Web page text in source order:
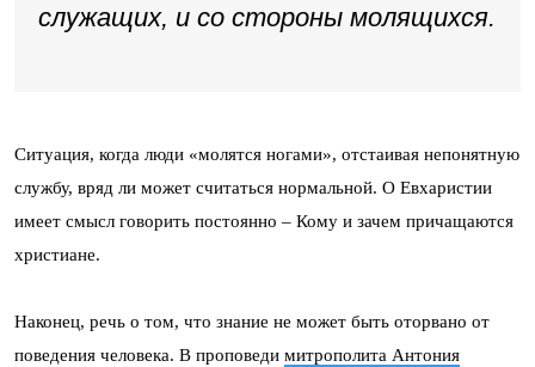
служащих, и со стороны молящихся.
Ситуация, когда люди «молятся ногами», отстаивая непонятную
службу, вряд ли может считаться нормальной. О Евхаристии
имеет смысл говорить постоянно – Кому и зачем причащаются
христиане.
Наконец, речь о том, что знание не может быть оторвано от
поведения человека. В проповеди митрополита Антония